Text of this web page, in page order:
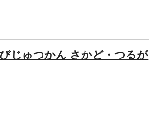
じゅつかん さかど・つるが